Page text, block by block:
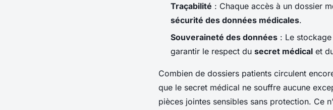
Traçabilité : Chaque accès à un dossier
sécurité des données médicales.
Souveraineté des données : Le
garantir le respect du secret médical et
Combien de dossiers patients circulent
que le secret médical ne souffre aucune
pièces jointes sensibles sans protection. Ce